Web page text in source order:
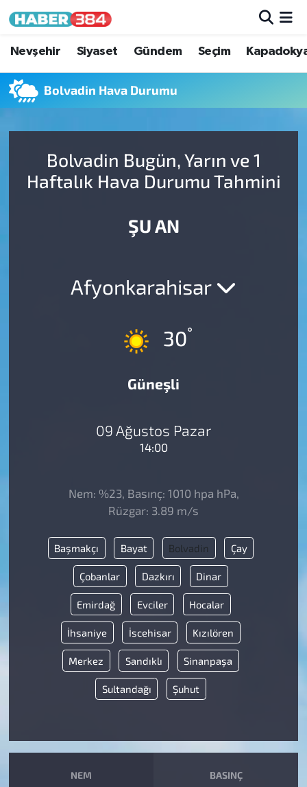
Nevşehir Siyaset Gündem Seçim
Bolvadin Hava Durumu
Bolvadin Bugün, Yarın ve 1
Haftalık Hava Durumu Tahmini
ŞU AN
Afyonkarahisar
30°
Güneşli
09 Ağustos Pazar
14:00
Nem: %23, Basınç: 1010 hpa hPa,
Rüzgar: 3.89 m/s
Başmakçı Bayat Bolvadin Çay
Çobanlar Dazkırı Dinar
Emirdağ Evciler Hocalar
İhsaniye İscehisar Kızılören
Merkez Sandıklı Sinanpaşa
Sultandağı Şuhut
NEM BASINÇ
Nöbetçi Eczaneler
Hava Durumu
Süper Lig Puan Durumu ve Fikstür
Tüm Manşetler
Son Dakika Haberleri